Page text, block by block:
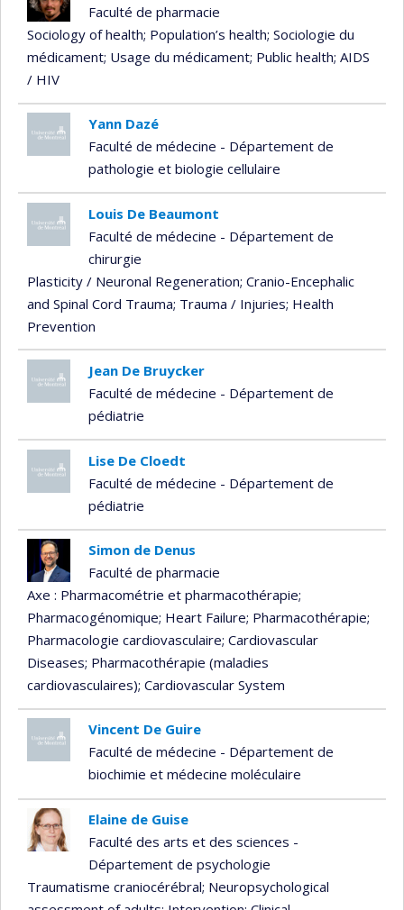
Faculté de pharmacie
Sociology of health; Population’s health; Sociologie du
médicament; Usage du médicament; Public health; AIDS
/ HIV
Yann Dazé
Faculté de médecine - Département de
pathologie et biologie cellulaire
Louis De Beaumont
Faculté de médecine - Département de
chirurgie
Plasticity / Neuronal Regeneration; Cranio-Encephalic
and Spinal Cord Trauma; Trauma / Injuries; Health
Prevention
Jean De Bruycker
Faculté de médecine - Département de
pédiatrie
Lise De Cloedt
Faculté de médecine - Département de
pédiatrie
Simon de Denus
Faculté de pharmacie
Axe : Pharmacométrie et pharmacothérapie;
Pharmacogénomique; Heart Failure; Pharmacothérapie;
Pharmacologie cardiovasculaire; Cardiovascular
Diseases; Pharmacothérapie (maladies
cardiovasculaires); Cardiovascular System
Vincent De Guire
Faculté de médecine - Département de
biochimie et médecine moléculaire
Elaine de Guise
Faculté des arts et des sciences -
Département de psychologie
Traumatisme craniocérébral; Neuropsychological